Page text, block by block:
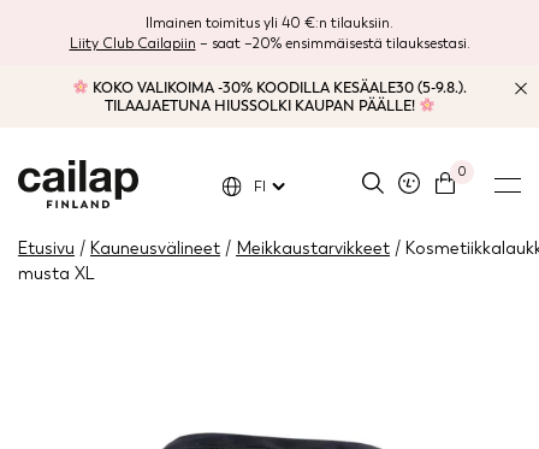
Ilmainen toimitus yli 40 €:n tilauksiin.
Liity Club Cailapiin – saat –20% ensimmäisestä tilauksestasi.
KOKO VALIKOIMA -30% KOODILLA KESÄALE30 (5-9.8.).
TILAAJAETUNA HIUSSOLKI KAUPAN PÄÄLLE!
0
FI
Etusivu / Kauneusvälineet / Meikkaustarvikkeet /
musta XL